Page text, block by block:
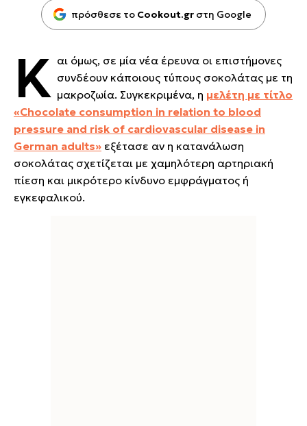
πρόσθεσε το Cookout.gr στη Google
Κ αι όμως, σε μία νέα έρευνα οι επιστήμονες
συνδέουν κάποιους τύπους σοκολάτας με τη
μακροζωία. Συγκεκριμένα, η μελέτη με τίτλο
«Chocolate consumption in relation to blood
pressure and risk of cardiovascular disease in
German adults» εξέτασε αν η κατανάλωση
σοκολάτας σχετίζεται με χαμηλότερη αρτηριακή
πίεση και μικρότερο κίνδυνο εμφράγματος ή
εγκεφαλικού.